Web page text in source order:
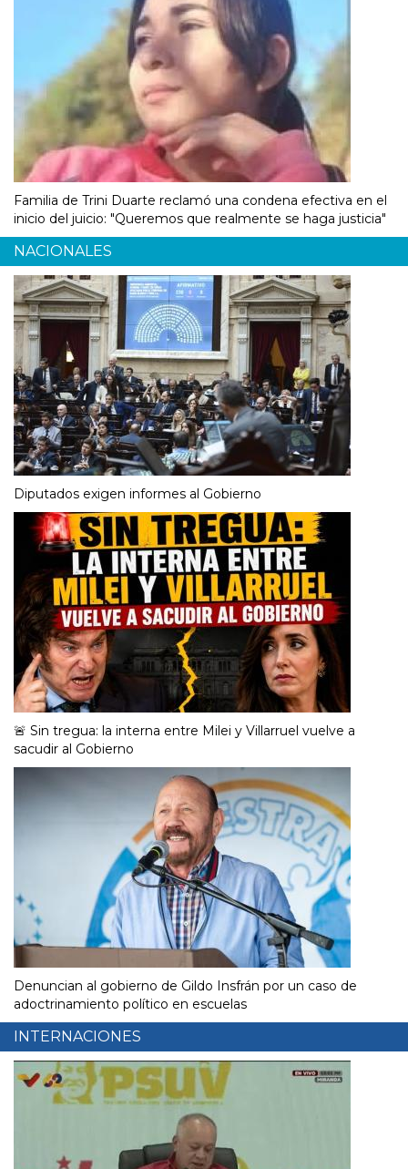
Familia de Trini Duarte reclamó una condena efectiva en el
inicio del juicio: "Queremos que realmente se haga justicia"
NACIONALES
Diputados exigen informes al Gobierno
🚨 Sin tregua: la interna entre Milei y Villarruel vuelve a
sacudir al Gobierno
Denuncian al gobierno de Gildo Insfrán por un caso de
adoctrinamiento político en escuelas
INTERNACIONES